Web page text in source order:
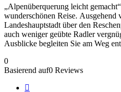
„Alpenüberquerung leicht
wunderschönen Reise. Ausgehend
Landeshauptstadt über den
auch weniger geübte Radler
Ausblicke begleiten Sie am Weg
0
Basierend auf0 Reviews